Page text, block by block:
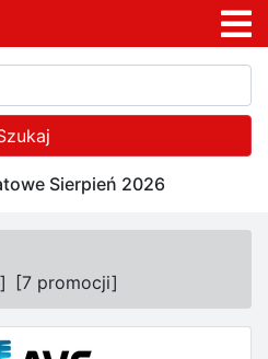
Sierpień 2026
] [7 promocji]